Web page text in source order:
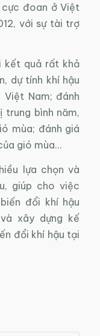
đoan ở Việt
với sự tài trợ
kết quả rất khả
dự tính khí hậu
Nam; đánh
bình năm,
mùa; đánh giá
gió mùa…
lựa chọn và
giúp cho việc
đổi khí hậu
xây dựng kế
đổi khí hậu tại